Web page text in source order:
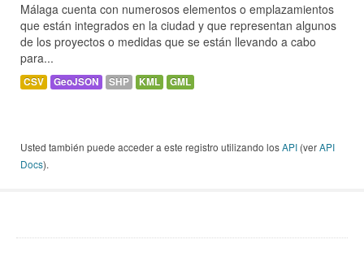
Málaga cuenta con numerosos elementos o emplazamientos
que están integrados en la ciudad y que representan algunos
de los proyectos o medidas que se están llevando a cabo
para...
CSV GeoJSON SHP KML GML
Usted también puede acceder a este registro utilizando losAPI (verAPI
Docs).